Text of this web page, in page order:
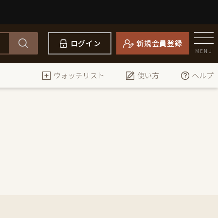
ログイン 新規会員登録
MENU
ウォッチリスト 使い方 ヘルプ